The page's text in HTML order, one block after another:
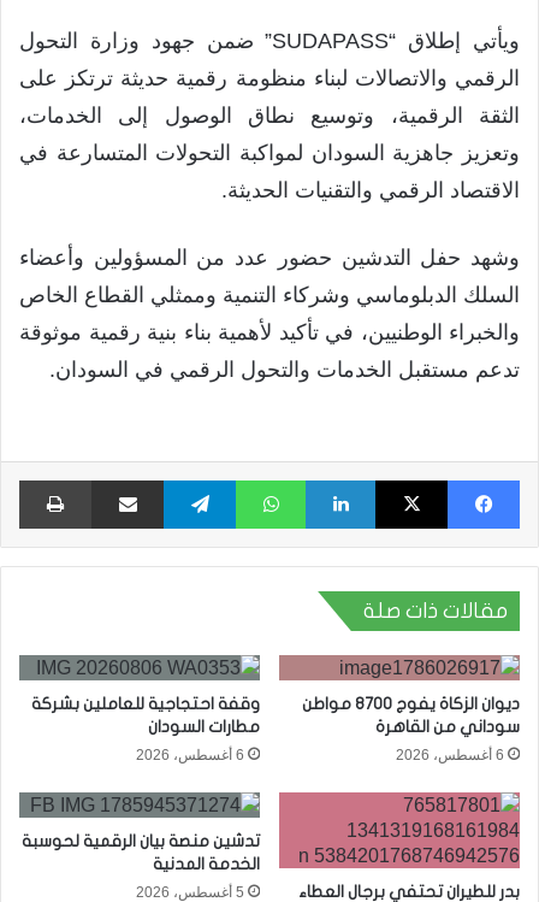
ويأتي إطلاق “SUDAPASS” ضمن جهود وزارة التحول
الرقمي والاتصالات لبناء منظومة رقمية حديثة ترتكز على
الثقة الرقمية، وتوسيع نطاق الوصول إلى الخدمات،
وتعزيز جاهزية السودان لمواكبة التحولات المتسارعة في
الاقتصاد الرقمي والتقنيات الحديثة.
وشهد حفل التدشين حضور عدد من المسؤولين وأعضاء
السلك الدبلوماسي وشركاء التنمية وممثلي القطاع الخاص
والخبراء الوطنيين، في تأكيد لأهمية بناء بنية رقمية موثوقة
تدعم مستقبل الخدمات والتحول الرقمي في السودان.
فيسبوك X لينكدإن واتساب تيلقرام مشاركة عبر البريد
مقالات ذات صلة
ديوان الزكاة يفوج 8700 مواطن
سوداني من القاهرة
6 أغسطس، 2026
وقفة احتجاجية للعاملين بشركة
مطارات السودان
6 أغسطس، 2026
بدر للطيران تحتفي برجال العطاء
تدشين منصة بيان الرقمية لحوسبة
الخدمة المدنية
5 أغسطس، 2026